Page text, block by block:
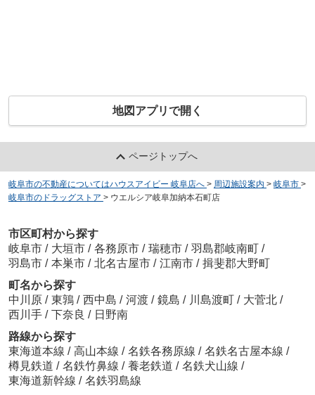
地図アプリで開く
ページトップへ
岐阜市の不動産についてはハウスアイビー 岐阜店へ > 周辺施設案内 > 岐阜市 >
岐阜市のドラッグストア > ウエルシア岐阜加納本石町店
市区町村から探す
岐阜市 / 大垣市 / 各務原市 / 瑞穂市 / 羽島郡岐南町 /
羽島市 / 本巣市 / 北名古屋市 / 江南市 / 揖斐郡大野町
町名から探す
中川原 / 東鶉 / 西中島 / 河渡 / 鏡島 / 川島渡町 / 大菅北 /
西川手 / 下奈良 / 日野南
路線から探す
東海道本線 / 高山本線 / 名鉄各務原線 / 名鉄名古屋本線 /
樽見鉄道 / 名鉄竹鼻線 / 養老鉄道 / 名鉄犬山線 /
東海道新幹線 / 名鉄羽島線